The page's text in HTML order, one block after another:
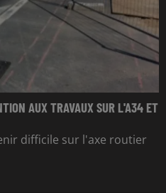
AUX TRAVAUX SUR L'A34 ET
difficile sur l'axe routier